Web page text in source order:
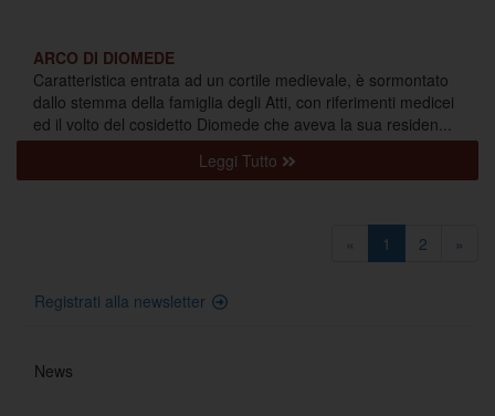
ARCO DI DIOMEDE
Caratteristica entrata ad un cortile medievale, è sormontato
dallo stemma della famiglia degli Atti, con riferimenti medicei
ed il volto del cosidetto Diomede che aveva la sua residen...
Leggi Tutto
« 1 2 »
Registrati alla newsletter
News